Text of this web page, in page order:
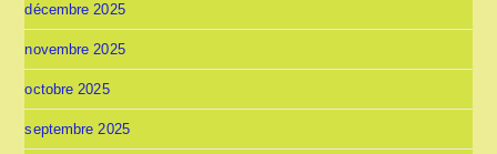
décembre 2025
novembre 2025
octobre 2025
septembre 2025